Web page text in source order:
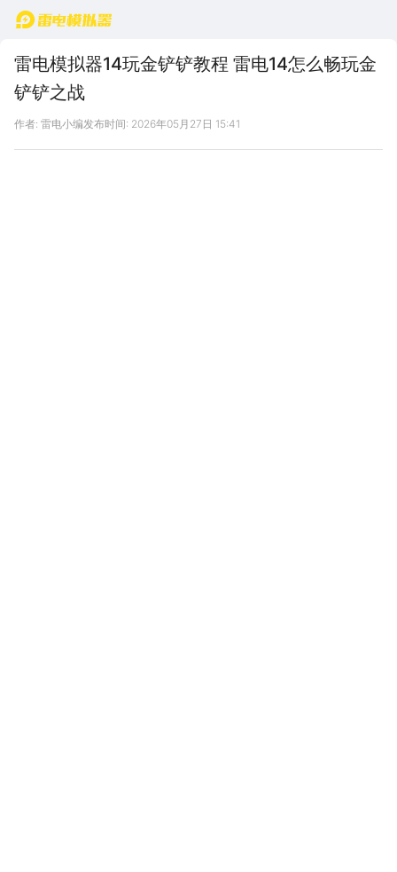
首页
雷电模拟器14玩金铲铲教程 雷电14怎么畅玩金
铲铲之战
作者: 雷电小编发布时间: 2026年05月27日 15:41